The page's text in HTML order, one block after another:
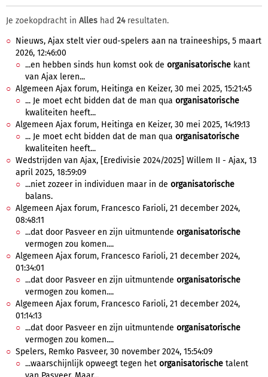
Je zoekopdracht in Alles had 24resultaten.
Nieuws, Ajax stelt vier oud-spelers aan na traineeships, 5 maart
2026, 12:46:00
...en hebben sinds hun komst ook de organisatorische kant
van Ajax leren...
Algemeen Ajax forum, Heitinga en Keizer, 30 mei 2025, 15:21:45
... Je moet echt bidden dat de man qua organisatorische
kwaliteiten heeft...
Algemeen Ajax forum, Heitinga en Keizer, 30 mei 2025, 14:19:13
... Je moet echt bidden dat de man qua organisatorische
kwaliteiten heeft...
Wedstrijden van Ajax, [Eredivisie 2024/2025] Willem II - Ajax, 13
april 2025, 18:59:09
...niet zozeer in individuen maar in de organisatorische
balans.
Algemeen Ajax forum, Francesco Farioli, 21 december 2024,
08:48:11
...dat door Pasveer en zijn uitmuntende organisatorische
vermogen zou komen....
Algemeen Ajax forum, Francesco Farioli, 21 december 2024,
01:34:01
...dat door Pasveer en zijn uitmuntende organisatorische
vermogen zou komen....
Algemeen Ajax forum, Francesco Farioli, 21 december 2024,
01:14:13
...dat door Pasveer en zijn uitmuntende organisatorische
vermogen zou komen....
Spelers, Remko Pasveer, 30 november 2024, 15:54:09
...waarschijnlijk opweegt tegen het organisatorische talent